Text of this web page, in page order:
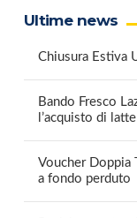
Ultime news
Chiusura Estiva
Bando Fresco
l’acquisto di
Voucher Doppia
a fondo perduto